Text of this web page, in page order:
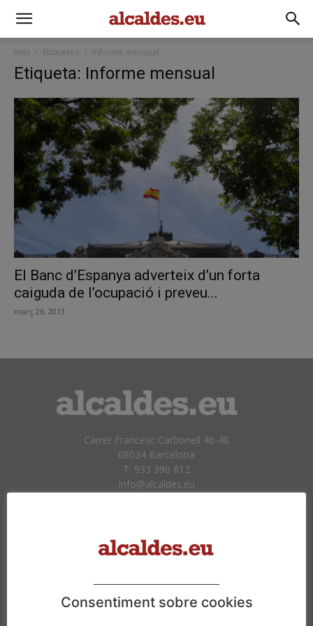
Inici Etiquetes Informe mensual
Etiqueta: Informe mensual
El Banc d’Espanya adverteix d’un forta
caiguda de l’ocupació i preveu...
març 26, 2013
Carrer Francesc Carbonell 46-48
08034 Barcelona
T. 933 390 812
info@alcaldes.eu
Amb la col·laboració de:
Consentiment sobre cookies